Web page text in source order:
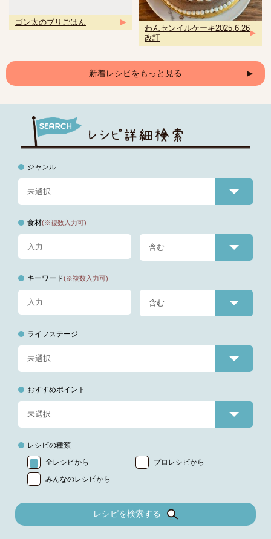
ゴン太のブリごはん
わんセンイルケーキ2025.6.26
改訂
新着レシピをもっと見る
ジャンル
食材(※複数入力可)
キーワード(※複数入力可)
ライフステージ
おすすめポイント
レシピの種類
全レシピから
プロレシピから
みんなのレシピから
レシピを検索する